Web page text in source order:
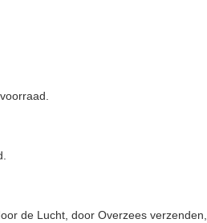
de Lucht, door Overzees